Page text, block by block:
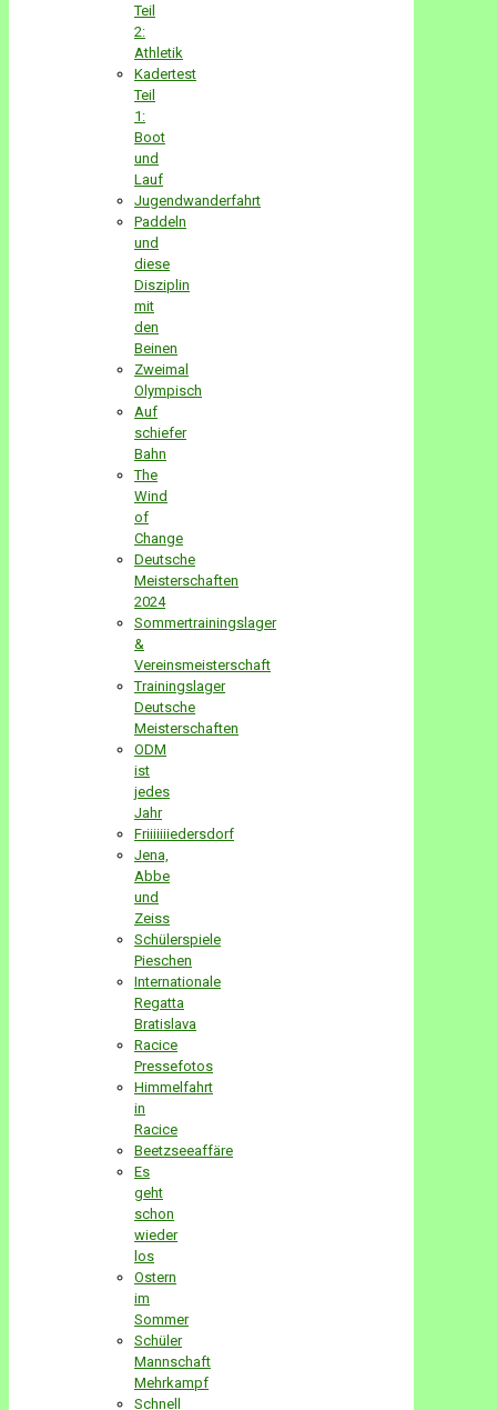
Teil
2:
Athletik
Kadertest
Teil
1:
Boot
und
Lauf
Jugendwanderfahrt
Paddeln
und
diese
Disziplin
mit
den
Beinen
Zweimal
Olympisch
Auf
schiefer
Bahn
The
Wind
of
Change
Deutsche
Meisterschaften
2024
Sommertrainingslager
&
Vereinsmeisterschaft
Trainingslager
Deutsche
Meisterschaften
ODM
ist
jedes
Jahr
Friiiiiiiedersdorf
Jena,
Abbe
und
Zeiss
Schülerspiele
Pieschen
Internationale
Regatta
Bratislava
Racice
Pressefotos
Himmelfahrt
in
Racice
Beetzseeaffäre
Es
geht
schon
wieder
los
Ostern
im
Sommer
Schüler
Mannschaft
Mehrkampf
Schnell